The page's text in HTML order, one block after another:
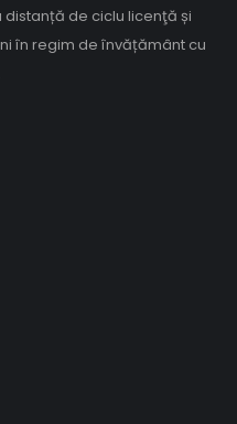
de ciclu licenţă și
în regim de învățământ cu